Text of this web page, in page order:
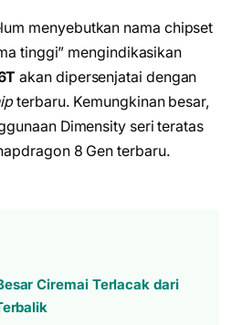
menyebutkan nama chipset
tinggi” mengindikasikan
akan dipersenjatai dengan
terbaru. Kemungkinan besar,
Dimensity seri teratas
8 Gen terbaru.
Ciremai Terlacak dari